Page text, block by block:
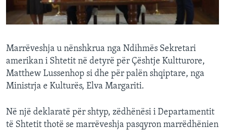
Marrëveshja u nënshkrua nga Ndihmës Sekretari
amerikan i Shtetit në detyrë për Çështje Kultturore,
Matthew Lussenhop si dhe për palën shqiptare, nga
Ministrja e Kulturës, Elva Margariti.
Në një deklaratë për shtyp, zëdhënësi i Departamentit
të Shtetit thotë se marrëveshja pasqyron marrëdhënien